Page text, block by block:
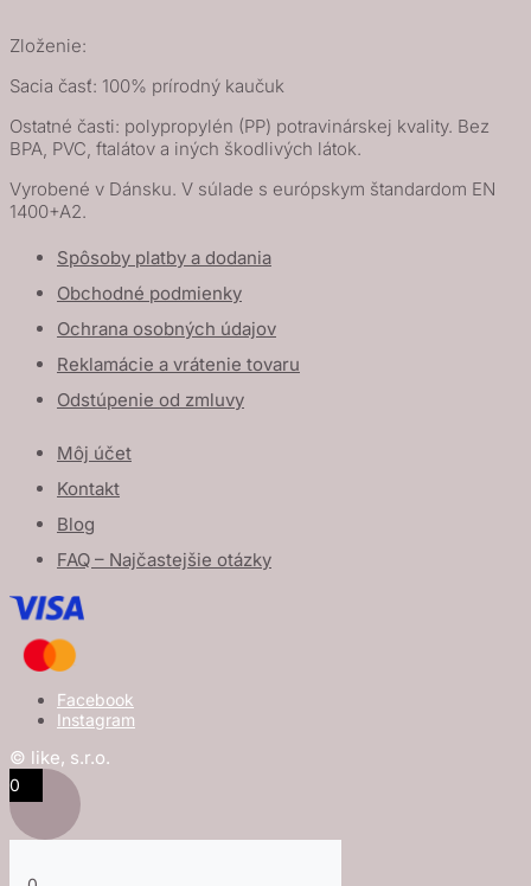
Zloženie:
Sacia časť: 100% prírodný kaučuk
Ostatné časti: polypropylén (PP) potravinárskej kvality. Bez
BPA, PVC, ftalátov a iných škodlivých látok.
Vyrobené v Dánsku. V súlade s európskym štandardom EN
1400+A2.
Spôsoby platby a dodania
Obchodné podmienky
Ochrana osobných údajov
Reklamácie a vrátenie tovaru
Odstúpenie od zmluvy
Môj účet
Kontakt
Blog
FAQ – Najčastejšie otázky
Facebook
Instagram
© like, s.r.o.
0